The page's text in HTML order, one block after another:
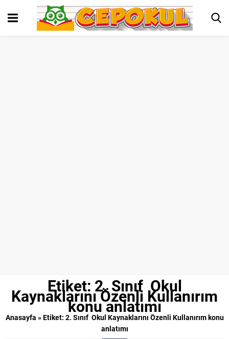
Etiket: 2. Sınıf Okul
Kaynaklarını Özenli Kullanırım
konu anlatımı
Anasayfa »Etiket: 2. Sınıf Okul Kaynaklarını Özenli Kullanırım konu
anlatımı